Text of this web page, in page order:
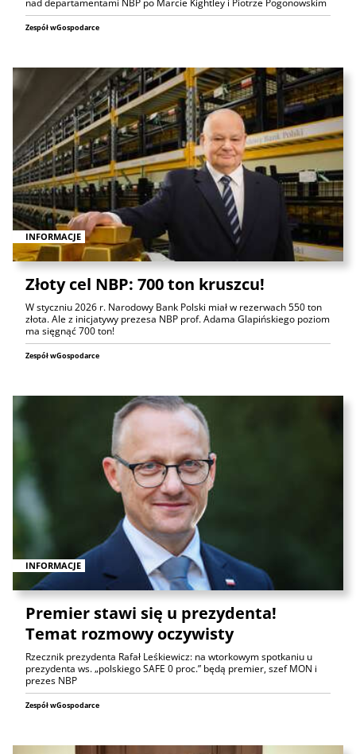
Zespół wGospodarce
INFORMACJE
Złoty cel NBP: 700 ton kruszcu!
W styczniu 2026 r. Narodowy Bank Polski miał w rezerwach 550 ton
złota. Ale z inicjatywy prezesa NBP prof. Adama Glapińskiego poziom
ma sięgnąć 700 ton!
Zespół wGospodarce
INFORMACJE
Premier stawi się u prezydenta!
Temat rozmowy oczywisty
Rzecznik prezydenta Rafał Leśkiewicz: na wtorkowym spotkaniu u
prezydenta ws. „polskiego SAFE 0 proc.” będą premier, szef MON i
prezes NBP
Zespół wGospodarce